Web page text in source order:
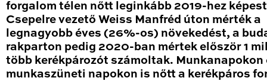
forgalom télen nőtt leginkább 2019-hez
Csepelre vezető Weiss Manfréd úton mérték a
legnagyobb éves (26%-os) növekedést, a
rakparton pedig 2020-ban mértek először 1
több kerékpározót számoltak. Munkanapokon
munkaszüneti napokon is nőtt a kerékpáros